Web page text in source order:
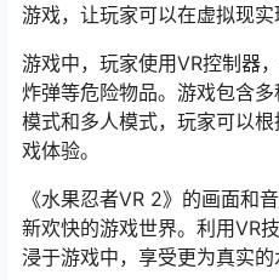
游戏，让玩家可以在虚拟现实
游戏中，玩家使用VR控制器
炸弹等危险物品。游戏包含
模式和多人模式，玩家可以
戏体验。
《水果忍者VR 2》的画面和
新欢快的游戏世界。利用VR
浸于游戏中，享受更为真实的